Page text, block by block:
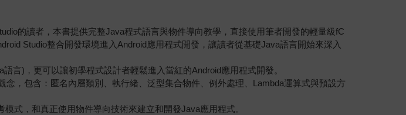
的讀者，本書提供完整Java程式語言與物件導向教學，直接使用筆者開發的輕量級fC
Studio整合開發環境進入Android應用程式開發，讓讀者從基礎Java語言開始來深入
言)，更可以讓初學程式設計者輕鬆進入當紅的Android應用程式開發。
，包含：匿名內層類別、執行緒、泛型集合物件、例外處理、Lambda運算式與預設方
式，和真正使用物件導向技術來建立和開發Java應用程式。